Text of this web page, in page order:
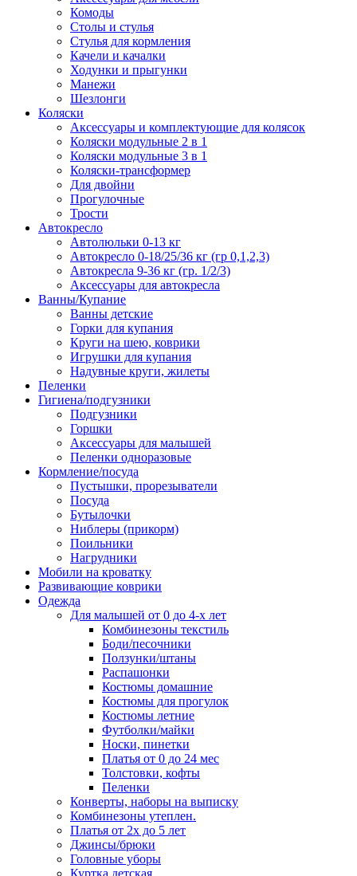
Комоды
Столы и стулья
Стулья для кормления
Качели и качалки
Ходунки и прыгунки
Манежи
Шезлонги
Коляски
Аксессуары и комплектующие для колясок
Коляски модульные 2 в 1
Коляски модульные 3 в 1
Коляски-трансформер
Для двойни
Прогулочные
Трости
Автокресло
Автолюльки 0-13 кг
Автокресло 0-18/25/36 кг (гр 0,1,2,3)
Автокресла 9-36 кг (гр. 1/2/3)
Аксессуары для автокресла
Ванны/Купание
Ванны детские
Горки для купания
Круги на шею, коврики
Игрушки для купания
Надувные круги, жилеты
Пеленки
Гигиена/подгузники
Подгузники
Горшки
Аксессуары для малышей
Пеленки одноразовые
Кормление/посуда
Пустышки, прорезыватели
Посуда
Бутылочки
Ниблеры (прикорм)
Поильники
Нагрудники
Мобили на кроватку
Развивающие коврики
Одежда
Для малышей от 0 до 4-х лет
Комбинезоны текстиль
Боди/песочники
Ползунки/штаны
Распашонки
Костюмы домашние
Костюмы для прогулок
Костюмы летние
Футболки/майки
Носки, пинетки
Платья от 0 до 24 мес
Толстовки, кофты
Пеленки
Конверты, наборы на выписку
Комбинезоны утеплен.
Платья от 2х до 5 лет
Джинсы/брюки
Головные уборы
Куртка детская